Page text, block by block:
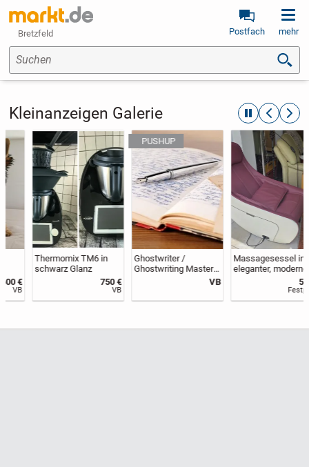
Bretzfeld Postfach mehr
Suchen
Kleinanzeigen Galerie automatische
Thermomix TM6 in
schwarz Glanz
Ghostwriter /
Ghostwriting Master
– Bachelor...
Massagesessel in
eleganter, moderner
Form, neuwertig, da
Serienrippenbruch für
Festpreis